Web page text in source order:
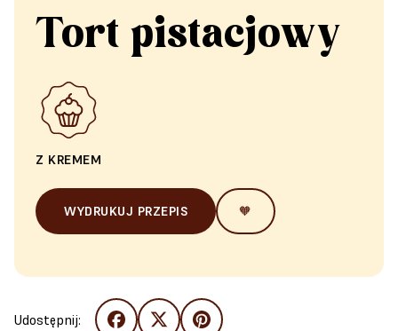
Tort pistacjowy
Z KREMEM
WYDRUKUJ PRZEPIS 🧡
Udostępnij: